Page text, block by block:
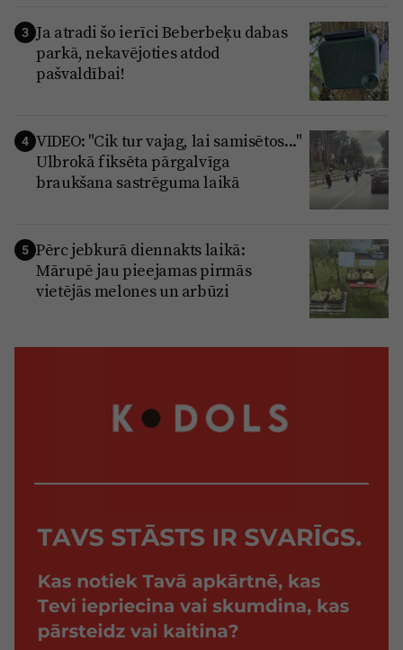
3 Ja atradi šo ierīci Beberbeķu dabas
parkā, nekavējoties atdod
pašvaldībai!
4 VIDEO: "Cik tur vajag, lai samisētos..."
Ulbrokā fiksēta pārgalvīga
braukšana sastrēguma laikā
5 Pērc jebkurā diennakts laikā:
Mārupē jau pieejamas pirmās
vietējās melones un arbūzi